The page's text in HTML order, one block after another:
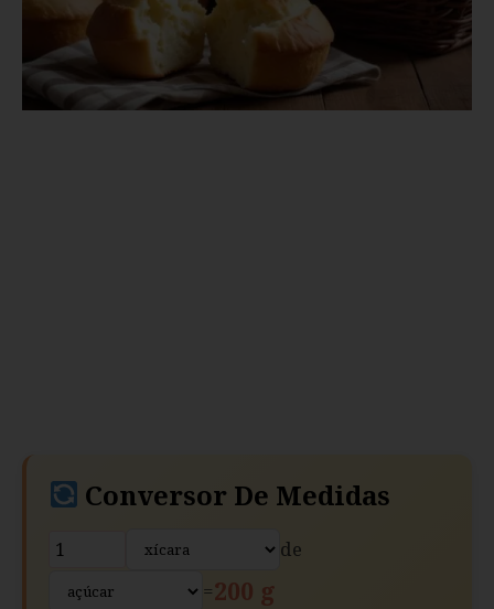
Conversor De Medidas
de
=200 g